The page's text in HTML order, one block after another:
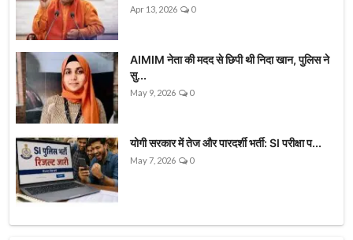
Apr 13, 2026 0
AIMIM नेता की मदद से छिपी थी निदा खान, पुलिस ने
सु...
May 9, 2026 0
योगी सरकार में तेज और पारदर्शी भर्ती: SI परीक्षा प...
May 7, 2026 0